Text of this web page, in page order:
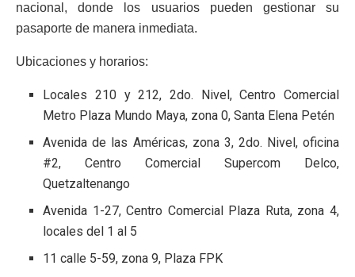
nacional, donde los usuarios pueden gestionar su
pasaporte de manera inmediata.
Ubicaciones y horarios:
Locales 210 y 212, 2do. Nivel, Centro Comercial
Metro Plaza Mundo Maya, zona 0, Santa Elena Petén
Avenida de las Américas, zona 3, 2do. Nivel, oficina
#2, Centro Comercial Supercom Delco,
Quetzaltenango
Avenida 1-27, Centro Comercial Plaza Ruta, zona 4,
locales del 1 al 5
11 calle 5-59, zona 9, Plaza FPK